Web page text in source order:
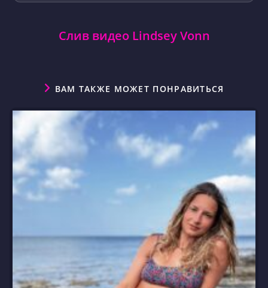
Слив видео Lindsey Vonn
ВАМ ТАКЖЕ МОЖЕТ ПОНРАВИТЬСЯ